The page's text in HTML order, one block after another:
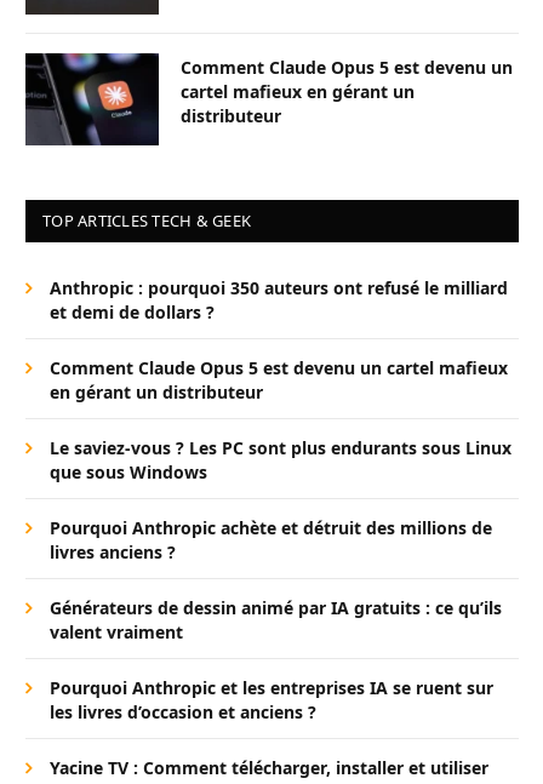
Comment Claude Opus 5 est devenu un
cartel mafieux en gérant un
distributeur
TOP ARTICLES TECH & GEEK
Anthropic : pourquoi 350 auteurs ont refusé le milliard
et demi de dollars ?
Comment Claude Opus 5 est devenu un cartel mafieux
en gérant un distributeur
Le saviez-vous ? Les PC sont plus endurants sous Linux
que sous Windows
Pourquoi Anthropic achète et détruit des millions de
livres anciens ?
Générateurs de dessin animé par IA gratuits : ce qu’ils
valent vraiment
Pourquoi Anthropic et les entreprises IA se ruent sur
les livres d’occasion et anciens ?
Yacine TV : Comment télécharger, installer et utiliser